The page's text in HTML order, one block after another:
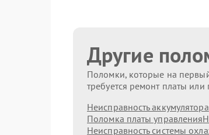
Другие
Поломки, которые на
требуется ремонт платы или
Неисправность аккумулятора
Поломка платы управления
Неисправность системы